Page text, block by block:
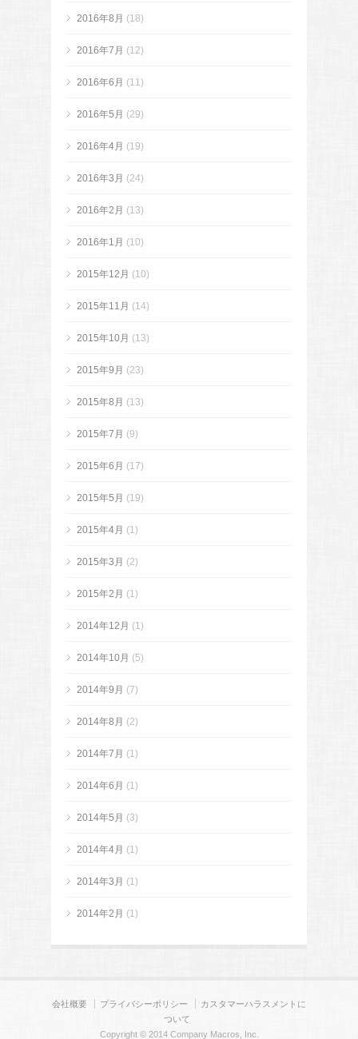
2016年8月 (18)
2016年7月 (12)
2016年6月 (11)
2016年5月 (29)
2016年4月 (19)
2016年3月 (24)
2016年2月 (13)
2016年1月 (10)
2015年12月 (10)
2015年11月 (14)
2015年10月 (13)
2015年9月 (23)
2015年8月 (13)
2015年7月 (9)
2015年6月 (17)
2015年5月 (19)
2015年4月 (1)
2015年3月 (2)
2015年2月 (1)
2014年12月 (1)
2014年10月 (5)
2014年9月 (7)
2014年8月 (2)
2014年7月 (1)
2014年6月 (1)
2014年5月 (3)
2014年4月 (1)
2014年3月 (1)
2014年2月 (1)
会社概要 プライバシーポリシー
カスタマーハラスメントに
ついて
Copyright © 2014 Company Macros, Inc.